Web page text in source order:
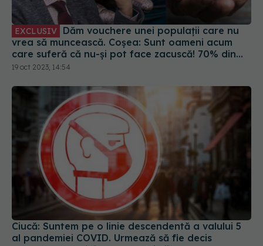
EXCLUSIV
vrea să muncească. Coșea: Sunt oameni acum
care suferă că nu-și pot face zacuscă! 70% din
populația României este în pericol de sărăcie
cronică, oficial!
19 oct 2023, 14:54
Ciucă: Suntem pe o linie descendentă a valului 5
al pandemiei COVID. Urmează să fie decis
calendarul de ridicare a restricțiilor
23 feb 2022, 11:53